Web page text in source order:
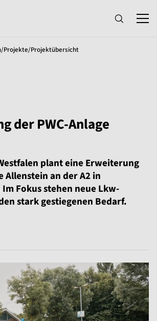
/Projekte/Projektübersicht
der PWC-Anlage
plant eine Erweiterung
Allenstein an der A2 in
Fokus stehen neue Lkw-
stark gestiegenen Bedarf.